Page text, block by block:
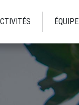
ÉQUIPE